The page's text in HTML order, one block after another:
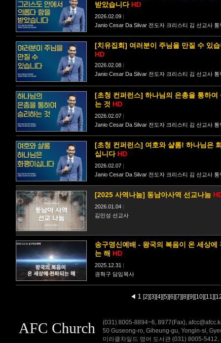
받았습니다 HD
2026.02.09 |
Janio Cesar Da Silvar 전도자 크리스티 김 선교사 통
[치유집회] 여러분이 주님을 만질 수 있
HD
2026.02.08 |
Janio Cesar Da Silvar 전도자 크리스티 김 선교사 통
[초청 컨퍼런스] 하나님의 은총을 통하여
는 것 HD
2026.02.07 |
Janio Cesar Da Silvar 전도자 크리스티 김 선교사 통
[초청 컨퍼런스] 여호와 샬롬! 하나님은
십니다 HD
2026.02.07 |
Janio Cesar Da Silvar 전도자 크리스티 김 선교사 통
[2025 사역나눔] 동남아사역 선교나눔
2026.01.04 |
김민성 선교사
송구영신예배 - 왕국의 복음이 온 세상에
는 해 HD
2025.12.31 |
권혁구 담임목사
◀ 1 [2] [3] [4] [5] [6] [7] [8] [9] [10] [11]
AFC Church
(031) 8005-8894~6, 8977(Fax),
50 Guseong-ro, Giheung-gu, Yongin-si,
미라클차일드 영어 도서관 (031) 8005-